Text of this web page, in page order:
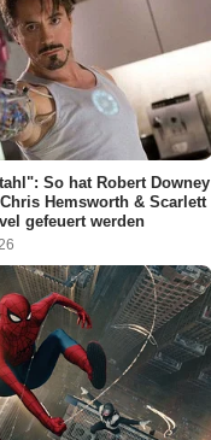
So hat Robert Downey
Hemsworth & Scarlett
gefeuert werden